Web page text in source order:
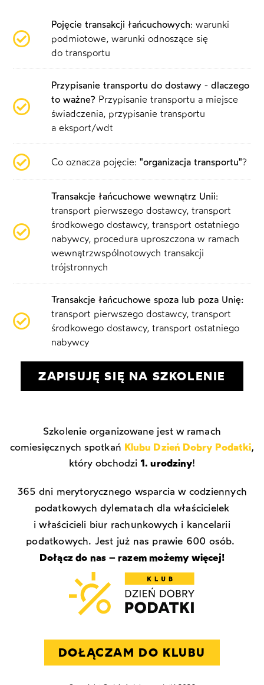
Pojęcie transakcji łańcuchowych: warunki
podmiotowe, warunki odnoszące się
do transportu
Przypisanie transportu do dostawy - dlaczego
to ważne?Przypisanie transportu a miejsce
świadczenia, przypisanie transportu
a eksport/wdt
Co oznacza pojęcie: "organizacja transportu"?
Transakcje łańcuchowe wewnątrz Unii:
transport pierwszego dostawcy, transport
środkowego dostawcy, transport ostatniego
nabywcy, procedura uproszczona w ramach
wewnątrzwspólnotowych transakcji
trójstronnych
Transakcje łańcuchowe spoza lub poza Unię:
transport pierwszego dostawcy, transport
środkowego dostawcy, transport ostatniego
nabywcy
ZAPISUJĘ SIĘ NA SZKOLENIE
Szkolenie organizowane jest w ramach
comiesięcznych spotkań Klubu Dzień Dobry Podatki,
który obchodzi 1. urodziny!
365 dni merytorycznego wsparcia w codziennych
podatkowych dylematach dla właścicielek
i właścicieli biur rachunkowych i kancelarii
podatkowych. Jest już nas prawie 600 osób.
Dołącz do nas – razem możemy więcej!
DOŁĄCZAM DO KLUBU